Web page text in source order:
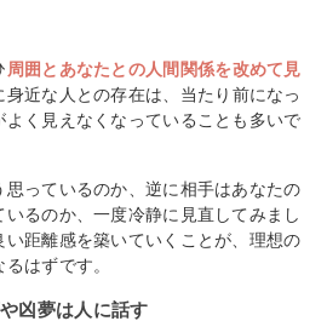
周囲とあなたとの人間関係を改めて見
身近な人との存在は、当たり前になっ
く見えなくなっていることも多いで
っているのか、逆に相手はあなたの
るのか、一度冷静に見直してみまし
い距離感を築いていくことが、理想の
はずです。
凶夢は人に話す